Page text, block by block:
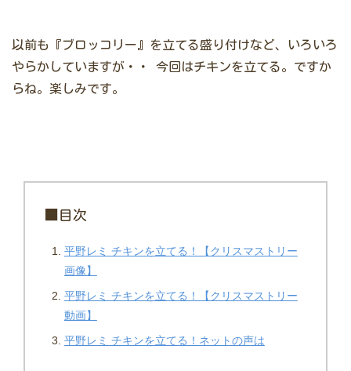
以前も『ブロッコリー』を立てる盛り付けなど、いろいろ
やらかしていますが・・
今回はチキンを立てる。ですか
らね。楽しみです。
■目次
平野レミ チキンを立てる！【クリスマストリー
画像】
平野レミ チキンを立てる！【クリスマストリー
動画】
平野レミ チキンを立てる！ネットの声は